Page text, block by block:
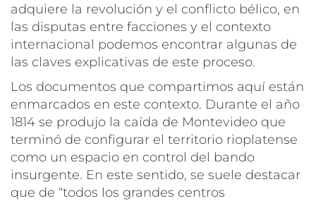
adquiere la revolución y el conflicto bélico, en
las disputas entre facciones y el contexto
internacional podemos encontrar algunas de
las claves explicativas de este proceso.
Los documentos que compartimos aquí están
enmarcados en este contexto. Durante el año
1814 se produjo la caída de Montevideo que
terminó de configurar el territorio rioplatense
como un espacio en control del bando
insurgente. En este sentido, se suele destacar
que de “todos los grandes centros